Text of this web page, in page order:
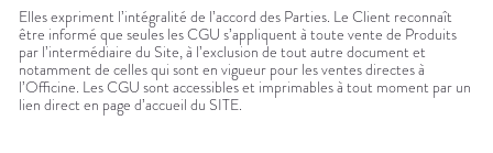
Elles expriment l’intégralité de l’accord des Parties. Le Client reconnaît
être informé que seules les CGU s’appliquent à toute vente de Produits
par l’intermédiaire du Site, à l’exclusion de tout autre document et
notamment de celles qui sont en vigueur pour les ventes directes à
l’Officine. Les CGU sont accessibles et imprimables à tout moment par un
lien direct en page d’accueil du SITE.